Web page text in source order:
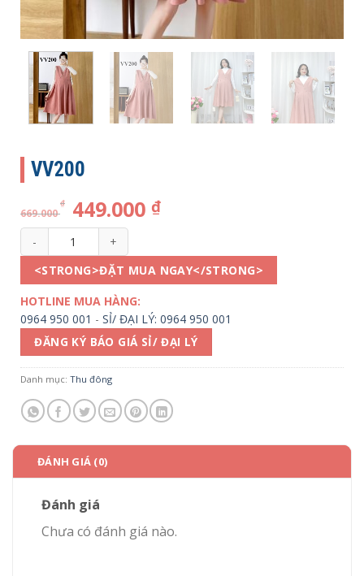
VV200
669.000
₫ 449.000 ₫
VV200 số lượng
<STRONG>ĐẶT MUA NGAY</STRONG>
HOTLINE MUA HÀNG:
0964 950 001 - SỈ/ ĐẠI LÝ: 0964 950 001
ĐĂNG KÝ BÁO GIÁ SỈ/ ĐẠI LÝ
Danh mục: Thu đông
ĐÁNH GIÁ (0)
Đánh giá
Chưa có đánh giá nào.